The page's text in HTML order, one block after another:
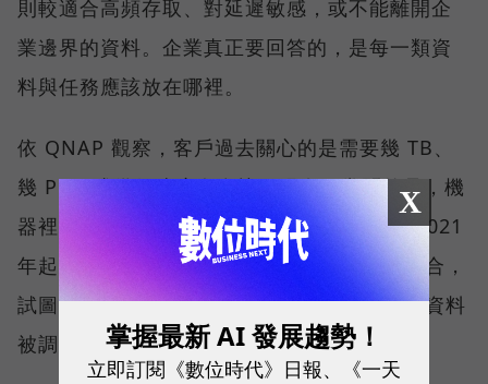
則較適合高頻存取、對延遲敏感，或不能離開企
業邊界的資料。企業真正要回答的，是每一類資
料與任務應該放在哪裡。
依 QNAP 觀察，客戶過去關心的是需要幾 TB、
幾 PB，或備份速度有多快；現在更常問的是，機
器裡的資料要如何被 AI 活用。QNAP 也從 2021
年起，把公司發展定調在 AI 與高速網路的融合，
試圖讓 NAS 從資料保存的位置，進一步成為資料
被調用的位置。
X
掌握最新 AI 發展趨勢！
立即訂閱《數位時代》日報、《一天